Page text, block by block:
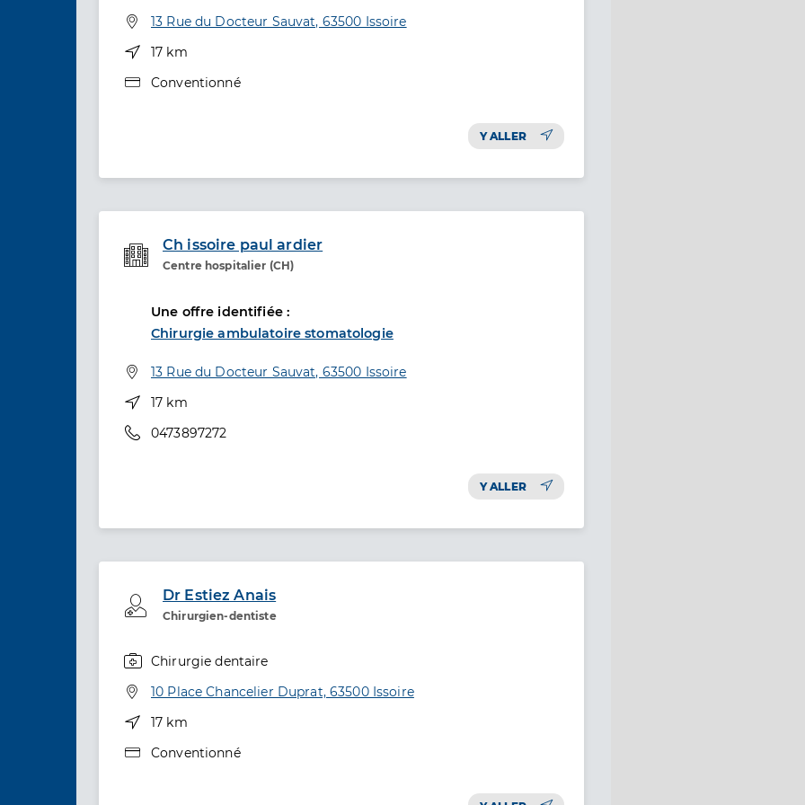
Adresse
13 Rue du Docteur Sauvat, 63500 Issoire
Distance
17 km
Type de convention
Conventionné
Y ALLER
Ch issoire paul ardier
Centre hospitalier (CH)
Etablissement de soins
Une offre identifiée :
Chirurgie ambulatoire stomatologie
Adresse
13 Rue du Docteur Sauvat, 63500 Issoire
Distance
17 km
Téléphone
0473897272
Y ALLER
Dr Estiez Anais
Chirurgien-dentiste
Professionel de santé
Chirurgie dentaire
Adresse
10 Place Chancelier Duprat, 63500 Issoire
Distance
17 km
Type de convention
Conventionné